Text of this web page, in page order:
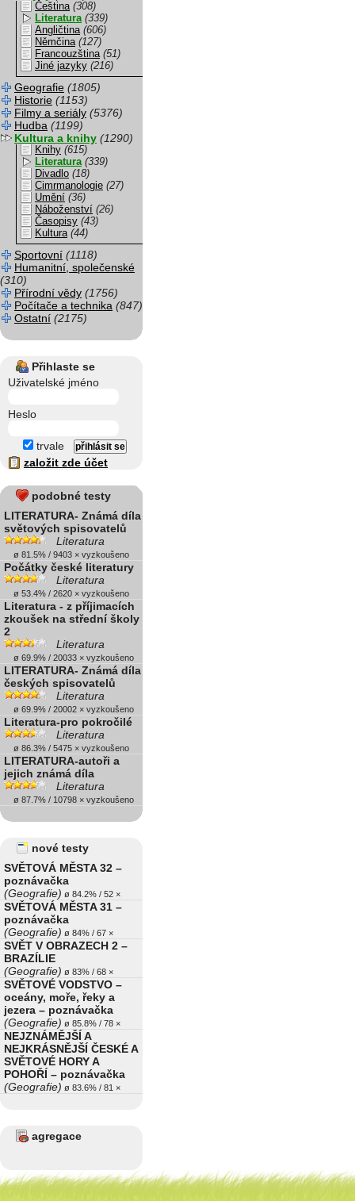
Čeština (308)
Literatura (339)
Angličtina (606)
Němčina (127)
Francouzština (51)
Jiné jazyky (216)
Geografie (1805)
Historie (1153)
Filmy a seriály (5376)
Hudba (1199)
Kultura a knihy (1290)
Knihy (615)
Literatura (339)
Divadlo (18)
Cimrmanologie (27)
Umění (36)
Náboženství (26)
Časopisy (43)
Kultura (44)
Sportovní (1118)
Humanitní, společenské
(310)
Přírodní vědy (1756)
Počítače a technika (847)
Ostatní (2175)
Přihlaste se
Uživatelské jméno
Heslo
trvale
založit zde účet
podobné testy
LITERATURA- Známá díla
světových spisovatelů
Literatura
ø 81.5% / 9403 × vyzkoušeno
Počátky české literatury
Literatura
ø 53.4% / 2620 × vyzkoušeno
Literatura - z příjimacích
zkoušek na střední školy
2
Literatura
ø 69.9% / 20033 × vyzkoušeno
LITERATURA- Známá díla
českých spisovatelů
Literatura
ø 69.9% / 20002 × vyzkoušeno
Literatura-pro pokročilé
Literatura
ø 86.3% / 5475 × vyzkoušeno
LITERATURA-autoři a
jejich známá díla
Literatura
ø 87.7% / 10798 × vyzkoušeno
nové testy
SVĚTOVÁ MĚSTA 32 –
poznávačka
(Geografie) ø 84.2% / 52 ×
SVĚTOVÁ MĚSTA 31 –
poznávačka
(Geografie) ø 84% / 67 ×
SVĚT V OBRAZECH 2 –
BRAZÍLIE
(Geografie) ø 83% / 68 ×
SVĚTOVÉ VODSTVO –
oceány, moře, řeky a
jezera – poznávačka
(Geografie) ø 85.8% / 78 ×
NEJZNÁMĚJŠÍ A
NEJKRÁSNĚJŠÍ ČESKÉ A
SVĚTOVÉ HORY A
POHOŘÍ – poznávačka
(Geografie) ø 83.6% / 81 ×
agregace